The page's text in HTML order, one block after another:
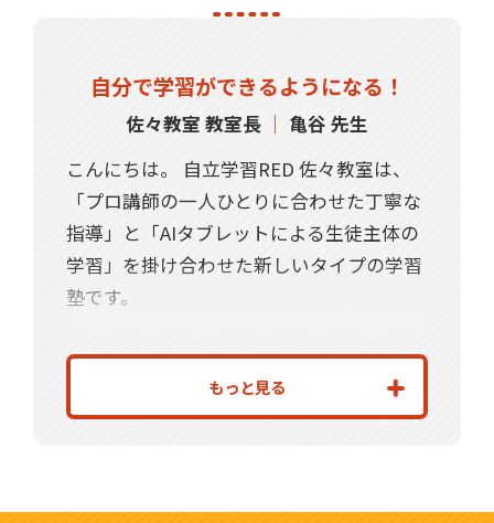
自分で学習ができるようになる！
佐々教室 教室長 ｜ 亀谷 先生
こんにちは。 自立学習RED 佐々教室は、
「プロ講師の一人ひとりに合わせた丁寧な
指導」と「AIタブレットによる生徒主体の
学習」を掛け合わせた新しいタイプの学習
塾です。
集団授業では至らない細かな指導という弱
点をなくし、「自分で学習ができるように
なる」をモットーにお子様のやる気を引き
つける、成績アップにとことんこだわって
もっと見る